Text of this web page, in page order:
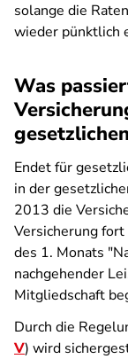
solange die
wieder pünktlich
Was
Endet für
in der
2013 die
Versicherung fort
des 1. Monats
nachgehender
Mitgliedschaft
Durch die
V) wird